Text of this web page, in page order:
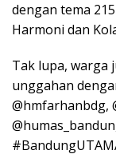
dengan tema
Harmoni dan
Tak lupa, warga
unggahan
@hmfarhanbdg,